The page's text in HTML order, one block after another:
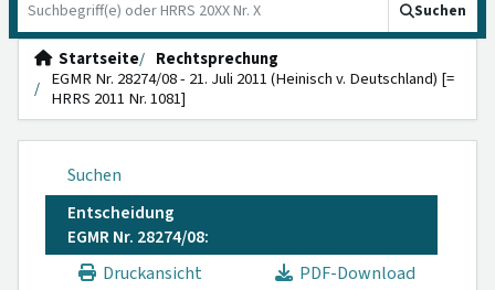
Suchen
Startseite
Rechtsprechung
EGMR Nr. 28274/08 - 21. Juli 2011 (Heinisch v. Deutschland) [=
HRRS 2011 Nr. 1081]
Suchen
Entscheidung
EGMR Nr. 28274/08:
Druckansicht
PDF-Download